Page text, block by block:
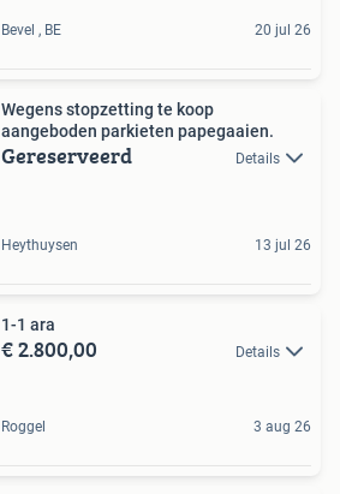
Bevel , BE 20 jul 26
Wegens stopzetting te koop
aangeboden parkieten papegaaien.
Gereserveerd Details
Heythuysen 13 jul 26
1-1 ara
€ 2.800,00 Details
Roggel 3 aug 26